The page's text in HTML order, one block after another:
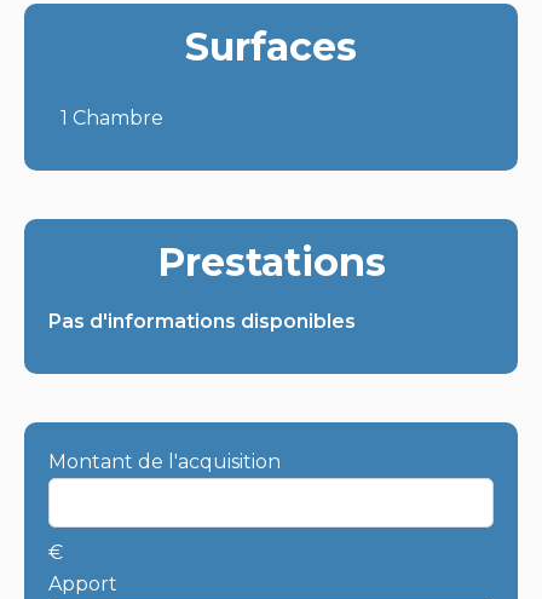
Surfaces
1 Chambre
Prestations
Pas d'informations disponibles
Montant de l'acquisition
€
Apport